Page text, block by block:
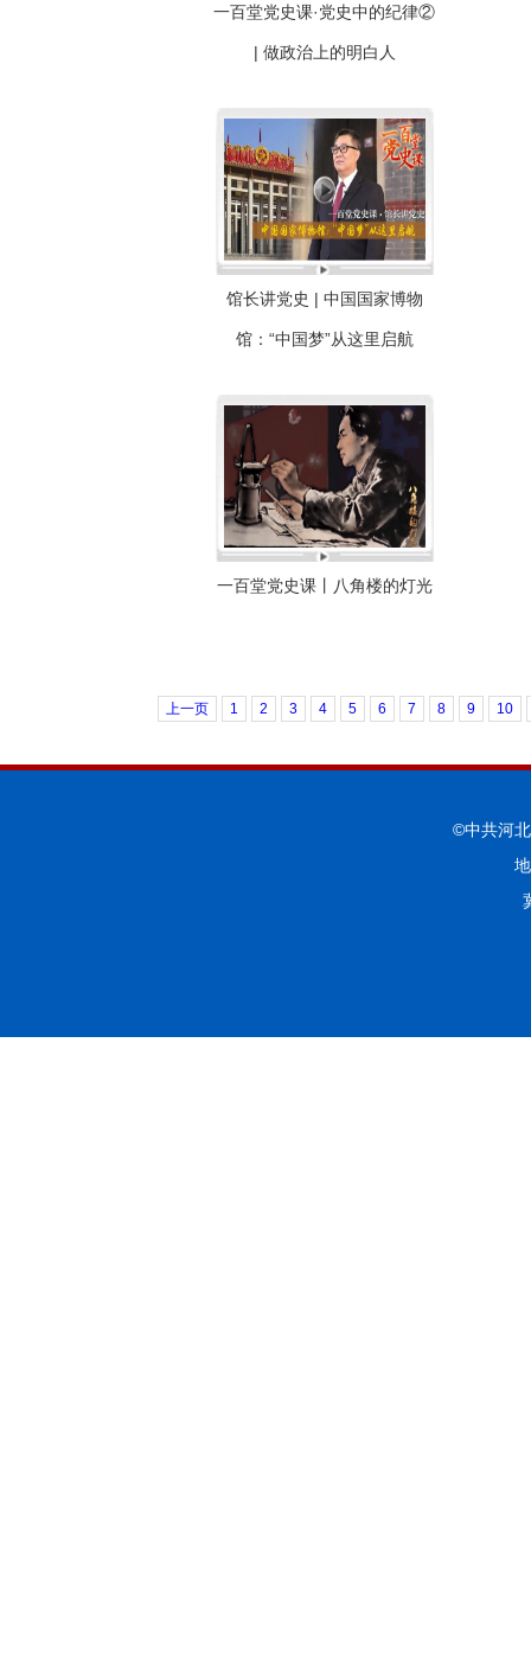
一百堂党史课·党史中的纪律②
| 做政治上的明白人
馆长讲党史 | 中国国家博物
馆：“中国梦”从这里启航
一百堂党史课丨八角楼的灯光
上一页 1 2 3 4 5 6 7 8 9 10
©中共河